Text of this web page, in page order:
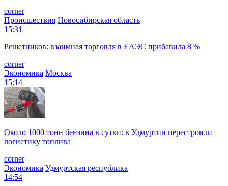
corner
Происшествия Новосибирская область
15:31
Решетников: взаимная торговля в ЕАЭС прибавила 8 %
corner
Экономика Москва
15:14
Около 1000 тонн бензина в сутки: в Удмуртии перестроили
логистику топлива
corner
Экономика Удмуртская республика
14:54